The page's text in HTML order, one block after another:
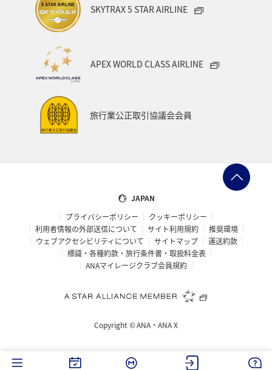
趣味 日本の歴史・文化・芸術
マイルを使う
SKYTRAX 5 STAR AIRLINE
APEX WORLD CLASS AIRLINE
旅行業公正取引協議会会員
JAPAN
プライバシーポリシー
クッキーポリシー
利用者情報の外部送信について
サイト利用規約
推奨環境
ウェブアクセシビリティについて
サイトマップ
運送約款
標識・各種約款・旅行条件書・取扱料金表
ANAマイレージクラブ会員規約
Copyright ©ANA・ANA X